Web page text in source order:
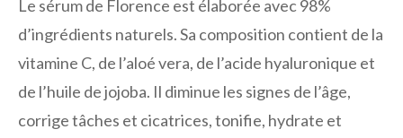
Le sérum de Florence est élaborée avec 98%
d’ingrédients naturels. Sa composition contient de la
vitamine C, de l’aloé vera, de l’acide hyaluronique et
de l’huile de jojoba. Il diminue les signes de l’âge,
corrige tâches et cicatrices, tonifie, hydrate et